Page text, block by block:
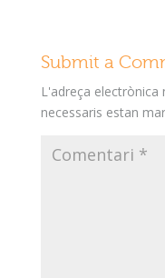
Submit a
L'adreça electrònica
necessaris estan